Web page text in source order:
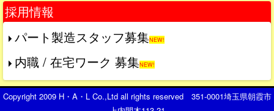
採用情報
パート製造スタッフ募集NEW!
内職 / 在宅ワーク 募集NEW!
Copyright 2009 H・A・L Co.,Ltd all rights reserved 351-0001埼玉県朝霞市